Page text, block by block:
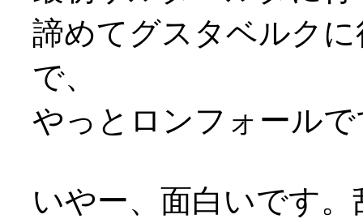
諦めてグスタベルク
で、
やっとロンフォール
いやー、面白いです